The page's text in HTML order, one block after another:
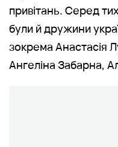
привітань. Серед
були й дружини
зокрема Анастасія
Ангеліна Забарна,